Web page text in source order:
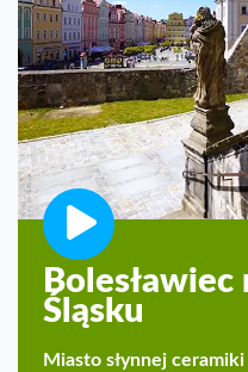
Śląsku
Miasto słynnej ceramiki